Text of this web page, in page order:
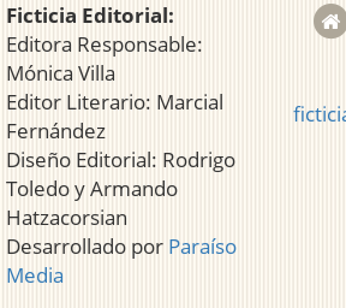
Ficticia Editorial:
Editora Responsable:
Mónica Villa
Editor Literario: Marcial
Fernández
Diseño Editorial: Rodrigo
Toledo y Armando
Hatzacorsian
Desarrollado por Paraíso
Media